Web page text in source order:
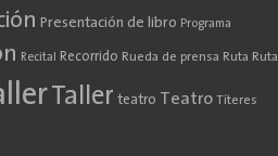
Presentación de libro Programa
Recital Recorrido Rueda de prensa Ruta Ruta
Taller teatro Teatro Títeres